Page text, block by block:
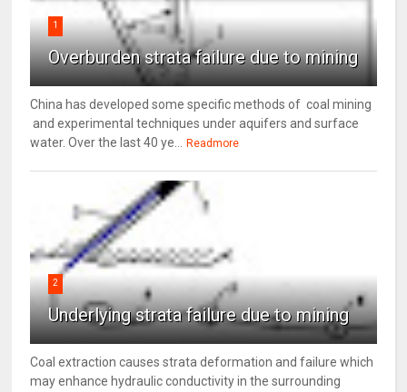
1
Overburden strata failure due to mining
China has developed some specific methods of coal mining
and experimental techniques under aquifers and surface
water. Over the last 40 ye... Readmore
2
Underlying strata failure due to mining
Coal extraction causes strata deformation and failure which
may enhance hydraulic conductivity in the surrounding